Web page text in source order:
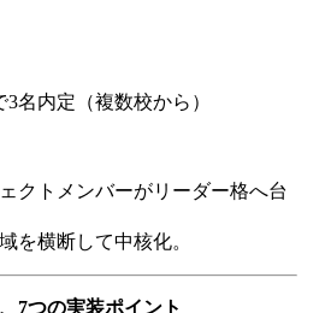
名内定（複数校から）
クトメンバーがリーダー格へ台
を横断して中核化。
7つの実装ポイント